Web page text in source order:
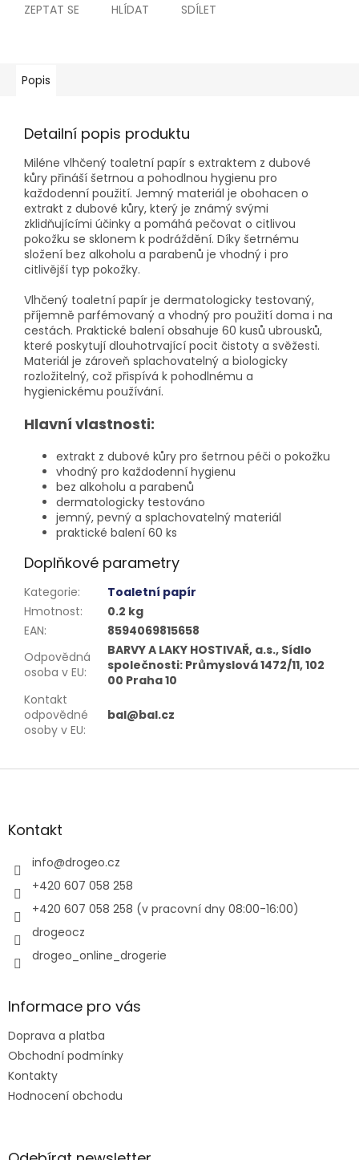
ZEPTAT SE HLÍDAT SDÍLET
Popis
Detailní popis produktu
Miléne vlhčený toaletní papír s extraktem z dubové
kůry přináší šetrnou a pohodlnou hygienu pro
každodenní použití. Jemný materiál je obohacen o
extrakt z dubové kůry, který je známý svými
zklidňujícími účinky a pomáhá pečovat o citlivou
pokožku se sklonem k podráždění. Díky šetrnému
složení bez alkoholu a parabenů je vhodný i pro
citlivější typ pokožky.
Vlhčený toaletní papír je dermatologicky testovaný,
příjemně parfémovaný a vhodný pro použití doma i na
cestách. Praktické balení obsahuje 60 kusů ubrousků,
které poskytují dlouhotrvající pocit čistoty a svěžesti.
Materiál je zároveň splachovatelný a biologicky
rozložitelný, což přispívá k pohodlnému a
hygienickému používání.
Hlavní vlastnosti:
extrakt z dubové kůry pro šetrnou péči o pokožku
vhodný pro každodenní hygienu
bez alkoholu a parabenů
dermatologicky testováno
jemný, pevný a splachovatelný materiál
praktické balení 60 ks
Doplňkové parametry
Kategorie:
Toaletní papír
Hmotnost:
0.2 kg
EAN:
8594069815658
Odpovědná
osoba v EU:
BARVY A LAKY HOSTIVAŘ, a.s., Sídlo
společnosti: Průmyslová 1472/11, 102
00 Praha 10
Kontakt
odpovědné
osoby v EU:
bal@bal.cz
Z
aKontakt
info@drogeo.cz
+420 607 058 258
+420 607 058 258 (v pracovní dny 08:00-16:00)
drogeocz
drogeo_online_drogerie
Informace pro vás
Doprava a platba
Obchodní podmínky
Kontakty
Hodnocení obchodu